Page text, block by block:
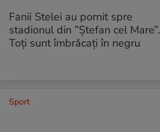
Fanii Stelei au pornit spre
stadionul din ”Ștefan cel Mare”.
Toți sunt îmbrăcați în negru
Sport